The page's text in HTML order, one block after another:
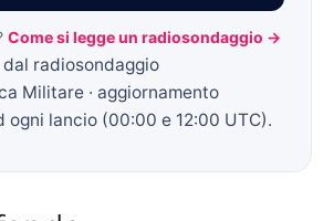
Come si legge un radiosondaggio →
radiosondaggio
Militare · aggiornamento
ogni lancio (00:00 e 12:00 UTC).